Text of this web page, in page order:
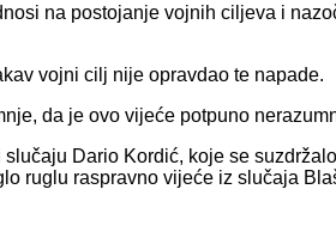
na postojanje vojnih ciljeva i
vojni cilj nije opravdao te napade.
da je ovo vijeće potpuno
Dario Kordić, koje se
ruglu raspravno vijeće iz slučaja